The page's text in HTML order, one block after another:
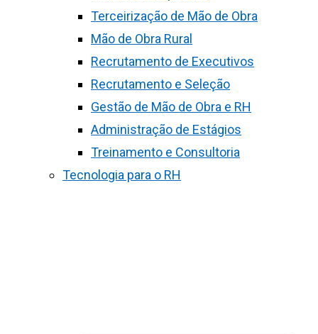
Terceirização de Mão de Obra
Mão de Obra Rural
Recrutamento de Executivos
Recrutamento e Seleção
Gestão de Mão de Obra e RH
Administração de Estágios
Treinamento e Consultoria
Tecnologia para o RH